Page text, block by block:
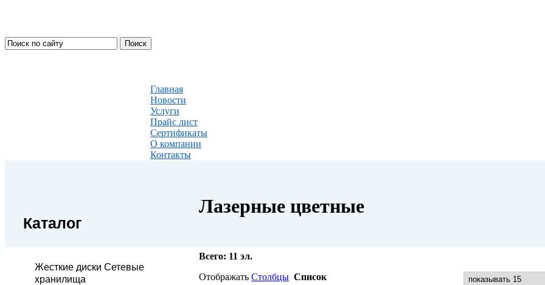
Главная
Новости
Услуги
Прайс лист
Сертификаты
О компании
Контакты
Каталог
Жесткие диски Сетевые
хранилища
Лазерные цветные
Всего: 11 эл.
Отображать Столбцы Список